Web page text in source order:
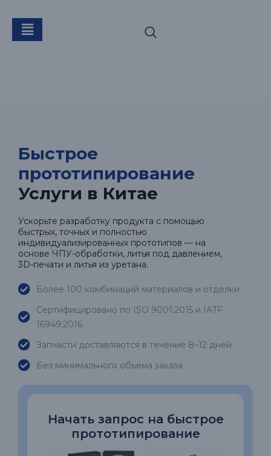
Быстрое
Быстрое
прототипирование
Услуги в Китае
Ускорьте разработку продукта с помощью
быстрых, точных и полностью
индивидуализированных прототипов — на
основе ЧПУ-обработки, литья под давлением,
3D-печати и литья из уретана.
Более 100 комбинаций материалов и отделки
Сертифицировано по ISO 9001:2015 и IATF
16949:2016
Запчасти доставляются в течение 8–12 дней
Без минимального объема заказа
Начать запрос на быстрое
прототипирование